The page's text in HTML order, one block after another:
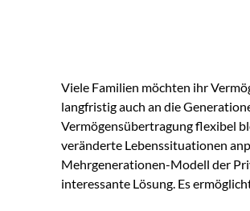
Viele Familien möchten ihr
langfristig auch an die
Vermögensübertragung flexibel
veränderte Lebenssituationen
Mehrgenerationen-Modell der
interessante Lösung. Es